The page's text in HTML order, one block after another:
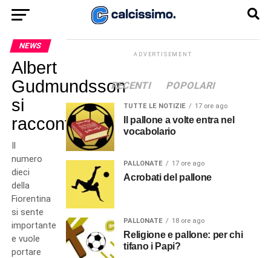
NEWS
Albert
Gudmundsson
si
racconta
numero
dieci
della
Fiorentina
si sente
importante
e vuole
portare
ADVERTISEMENT
RECENTI POPOLARI
TUTTE LE NOTIZIE 17 ore ago
Il pallone a volte entra nel
vocabolario
PALLONATE 17 ore ago
Acrobati del pallone
PALLONATE 18 ore ago
Religione e pallone: per chi
tifano i Papi?